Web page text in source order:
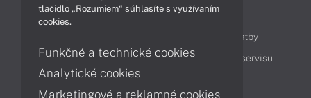
Obsah
Možnosti doručenia a platby
Podpora a servis
Servisné služby Cenník servisu
tlačidlo „Rozumiem“ súhlasíte s využívaním
cookies.
Funkčné a technické cookies
Analytické cookies
Marketingové a reklamné cookies